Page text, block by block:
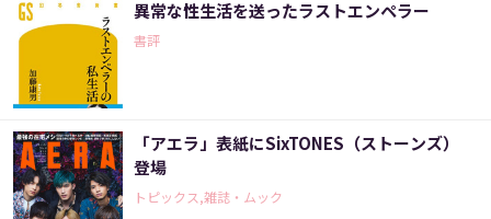
異常な性生活を送ったラストエンペラー
書評
「アエラ」表紙にSixTONES（ストーンズ）
登場
トピックス,雑誌・ムック